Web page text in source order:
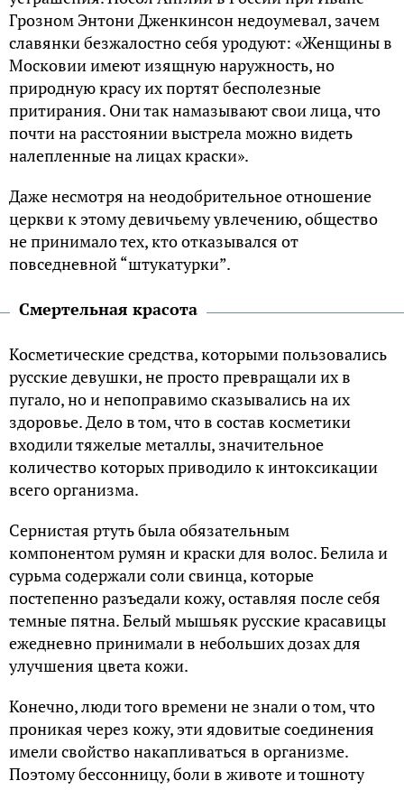
Грозном Энтони Дженкинсон недоумевал, зачем
славянки безжалостно себя уродуют: «Женщины в
Московии имеют изящную наружность, но
природную красу их портят бесполезные
притирания. Они так намазывают свои лица, что
почти на расстоянии выстрела можно видеть
налепленные на лицах краски».
Даже несмотря на неодобрительное отношение
церкви к этому девичьему увлечению, общество
не принимало тех, кто отказывался от
повседневной “штукатурки”.
Смертельная красота
Косметические средства, которыми пользовались
русские девушки, не просто превращали их в
пугало, но и непоправимо сказывались на их
здоровье. Дело в том, что в состав косметики
входили тяжелые металлы, значительное
количество которых приводило к интоксикации
всего организма.
Сернистая ртуть была обязательным
компонентом румян и краски для волос. Белила и
сурьма содержали соли свинца, которые
постепенно разъедали кожу, оставляя после себя
темные пятна. Белый мышьяк русские красавицы
ежедневно принимали в небольших дозах для
улучшения цвета кожи.
Конечно, люди того времени не знали о том, что
проникая через кожу, эти ядовитые соединения
имели свойство накапливаться в организме.
Поэтому бессонницу, боли в животе и тошноту